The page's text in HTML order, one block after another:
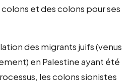
et des colons pour ses
des migrants juifs (venus
en Palestine ayant été
les colons sionistes